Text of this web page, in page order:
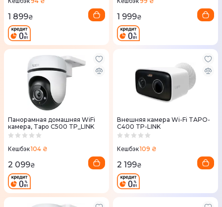
1 899₴ 1 999₴
Панорамная домашняя WiFi
камера, Tapo C500 TP_LINK
Кешбэк104 ₴
2 099₴
Внешняя камера Wi-Fi TAPO-
C400 TP-LINK
Кешбэк109 ₴
2 199₴